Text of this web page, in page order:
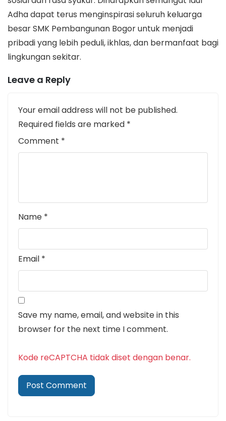
Adha dapat terus menginspirasi seluruh keluarga
besar SMK Pembangunan Bogor untuk menjadi
pribadi yang lebih peduli, ikhlas, dan bermanfaat bagi
lingkungan sekitar.
Leave a Reply
Your email address will not be published.
Required fields are marked *
Comment *
Name *
Email *
Save my name, email, and website in this
browser for the next time I comment.
Kode reCAPTCHA tidak diset dengan benar.